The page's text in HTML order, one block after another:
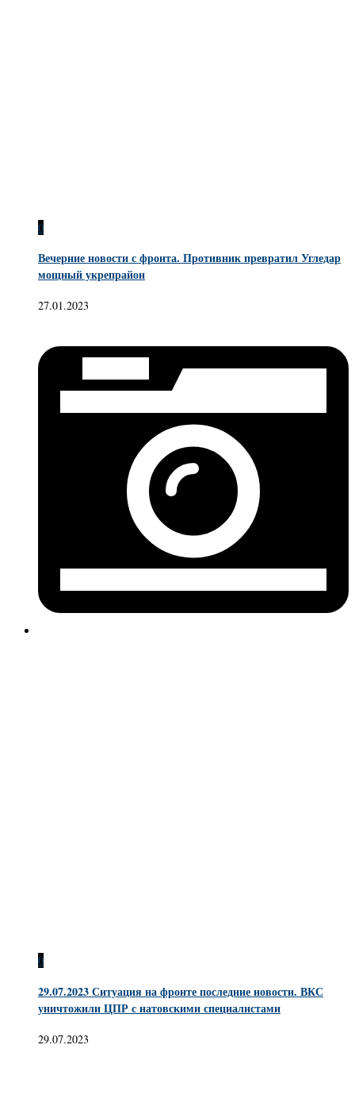
0
Вечерние новости с фронта. Противник превратил Угледар
мощный укрепрайон
27.01.2023
0
29.07.2023 Ситуация на фронте последние новости. ВКС
уничтожили ЦПР с натовскими специалистами
29.07.2023